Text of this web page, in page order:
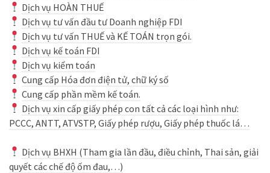
Dịch vụ HOÀN THUẾ
Dịch vụ tư vấn đầu tư Doanh nghiệp FDI
Dịch vụ tư vấn THUẾ và KẾ TOÁN trọn gói.
Dịch vụ kế toán FDI
Dịch vụ kiểm toán
Cung cấp Hóa đơn điện tử, chữ ký số
Cung cấp phần mềm kế toán.
Dịch vụ xin cấp giấy phép con tất cả các loại hình như:
PCCC, ANTT, ATVSTP, Giấy phép rượu, Giấy phép thuốc lá…
Dịch vụ BHXH (Tham gia lần đầu, điều chỉnh, Thai sản, giải
quyết các chế độ ốm đau,…)